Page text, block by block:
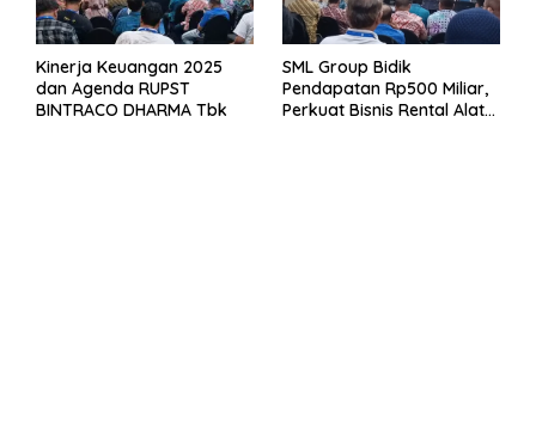
Kinerja Keuangan 2025
dan Agenda RUPST
BINTRACO DHARMA Tbk
SML Group Bidik
Pendapatan Rp500 Miliar,
Perkuat Bisnis Rental Alat